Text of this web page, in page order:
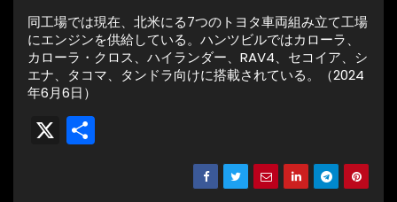
同工場では現在、北米にる7つのトヨタ車両組み立て工場
にエンジンを供給している。ハンツビルではカローラ、
カローラ・クロス、ハイランダー、RAV4、セコイア、シ
エナ、タコマ、タンドラ向けに搭載されている。（2024
年6月6日）
X